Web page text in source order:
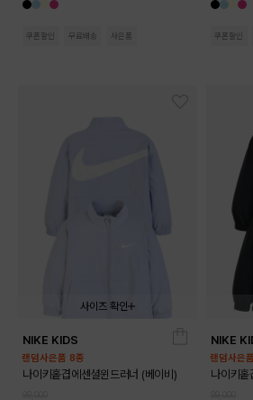
쿠폰할인 무료배송 사은품 쿠폰할인
사이즈 확인
NIKE KIDS
랜덤사은품 8종
나이키홑겹에센셜윈드러너 (베이비)
NIKE
랜덤사은
나이키홑